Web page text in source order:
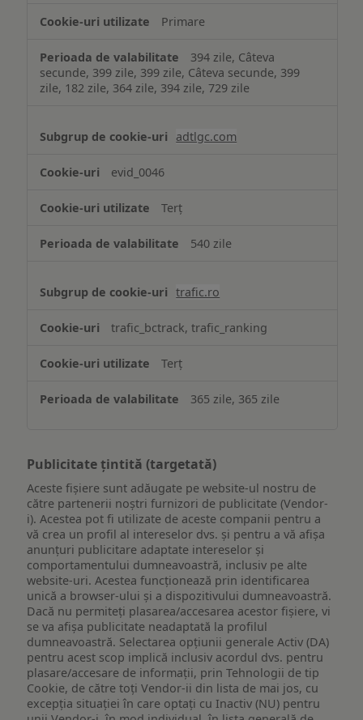
Primare
394 zile, Câteva
secunde, 399 zile, 399 zile, Câteva secunde, 399
zile, 182 zile, 364 zile, 394 zile, 729 zile
adtlgc.com
evid_0046
Terț
540 zile
trafic.ro
trafic_bctrack, trafic_ranking
Terț
365 zile, 365 zile
Publicitate țintită (targetată)
Aceste fișiere sunt adăugate pe website-ul nostru de
către partenerii noștri furnizori de publicitate (Vendor-
i). Acestea pot fi utilizate de aceste companii pentru a
vă crea un profil al intereselor dvs. și pentru a vă afișa
anunțuri publicitare adaptate intereselor și
comportamentului dumneavoastră, inclusiv pe alte
website-uri. Acestea funcționează prin identificarea
unică a browser-ului și a dispozitivului dumneavoastră.
Dacă nu permiteți plasarea/accesarea acestor fișiere, vi
se va afișa publicitate neadaptată la profilul
dumneavoastră. Selectarea opțiunii generale Activ (DA)
pentru acest scop implică inclusiv acordul dvs. pentru
plasare/accesare de informații, prin Tehnologii de tip
Cookie, de către toți Vendor-ii din lista de mai jos, cu
excepția situației în care optați cu Inactiv (NU) pentru